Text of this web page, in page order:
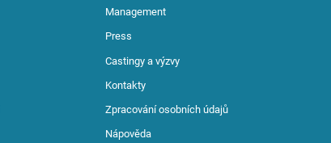
Management
Press
Castingy a výzvy
Kontakty
Zpracování osobních údajů
Nápověda